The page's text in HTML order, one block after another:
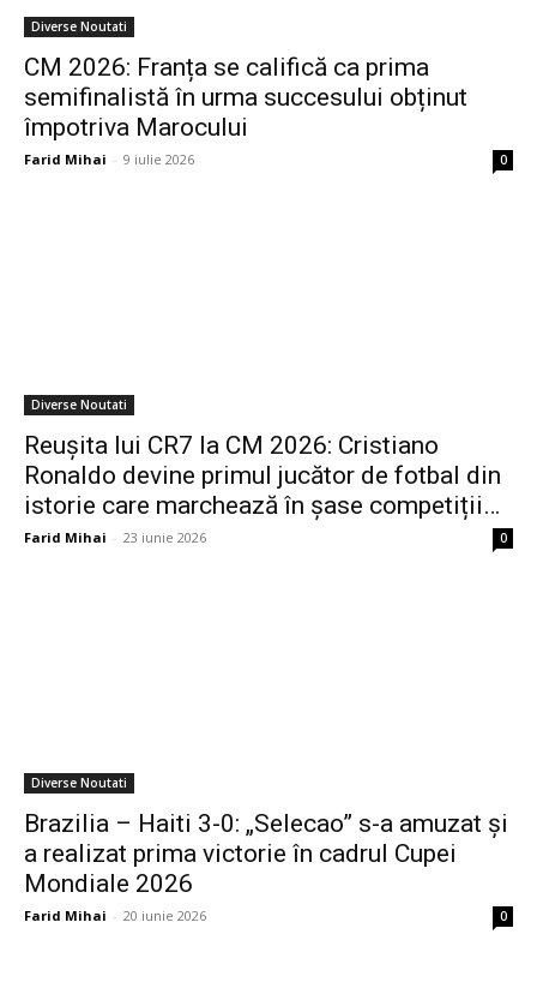
Diverse Noutati
CM 2026: Franța se califică ca prima
semifinalistă în urma succesului obținut
împotriva Marocului
Farid Mihai - 9 iulie 2026 0
Diverse Noutati
Reușita lui CR7 la CM 2026: Cristiano
Ronaldo devine primul jucător de fotbal din
istorie care marchează în șase competiții…
Farid Mihai - 23 iunie 2026 0
Diverse Noutati
Brazilia – Haiti 3-0: „Selecao” s-a amuzat și
a realizat prima victorie în cadrul Cupei
Mondiale 2026
Farid Mihai - 20 iunie 2026 0